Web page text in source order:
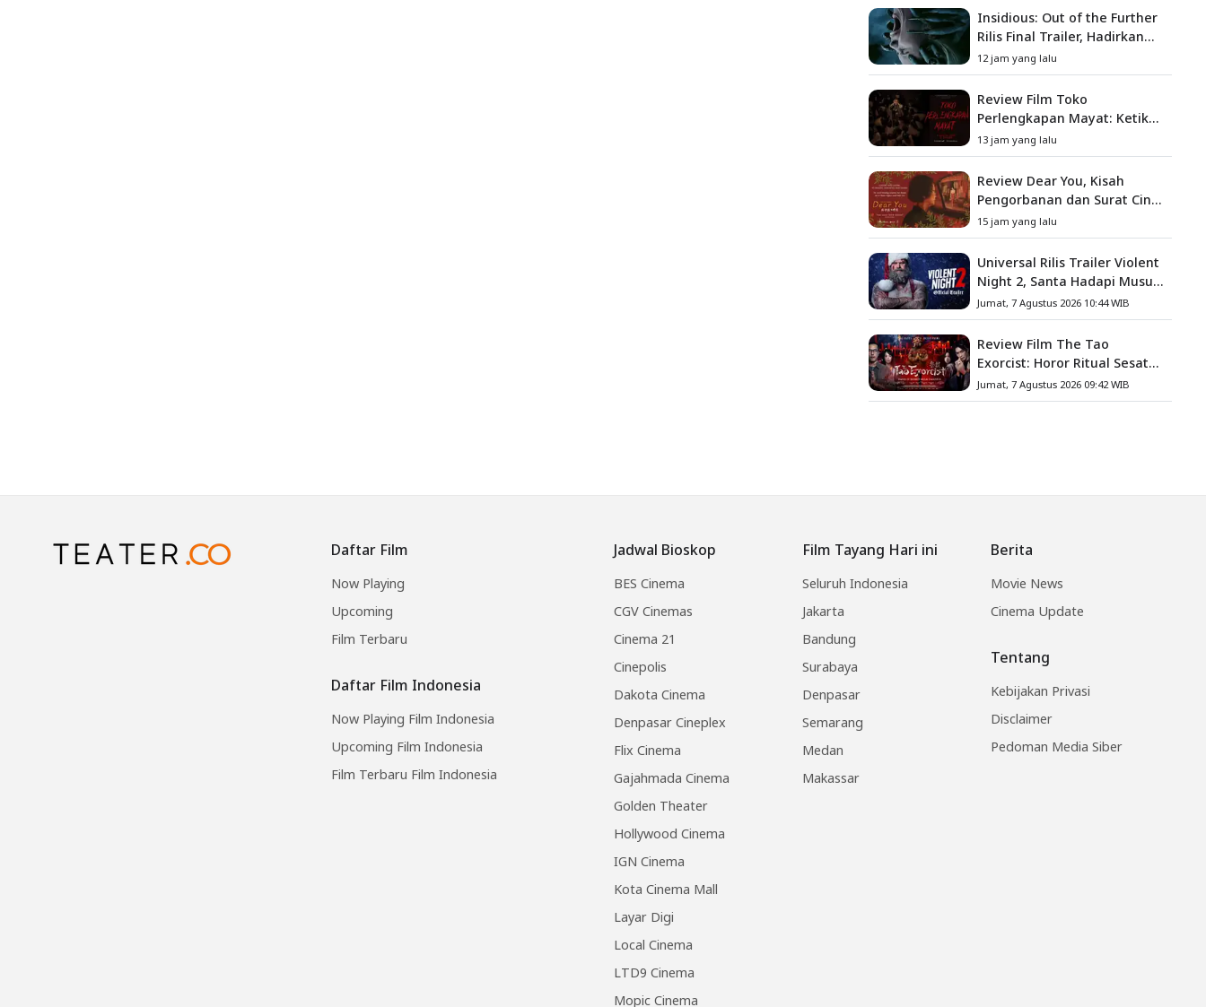
Insidious: Out of the Further
Rilis Final Trailer, Hadirkan
Teror Baru, Iblis Kini Masuk
ke Dunia Manusia
12 jam yang lalu
Review Film Toko
Perlengkapan Mayat: Ketika
Kutukan Keluarga Menjadi
Sumber Teror yang
Sesungguhnya
13 jam yang lalu
Review Dear You, Kisah
Pengorbanan dan Surat Cinta
yang Menyentuh Hati
15 jam yang lalu
Universal Rilis Trailer Violent
Night 2, Santa Hadapi Musuh
Baru
Jumat, 7 Agustus 2026 10:44 WIB
Review Film The Tao
Exorcist: Horor Ritual Sesat
Taiwan yang Penuh Misteri
dan Teror Psikologis
Jumat, 7 Agustus 2026 09:42 WIB
Daftar Film
Now Playing
Upcoming
Film Terbaru
Daftar Film Indonesia
Now Playing Film Indonesia
Upcoming Film Indonesia
Film Terbaru Film Indonesia
Jadwal Bioskop
BES Cinema
CGV Cinemas
Cinema 21
Cinepolis
Dakota Cinema
Denpasar Cineplex
Flix Cinema
Gajahmada Cinema
Golden Theater
Hollywood Cinema
IGN Cinema
Kota Cinema Mall
Layar Digi
Local Cinema
LTD9 Cinema
Mopic Cinema
Film Tayang Hari ini
Seluruh Indonesia
Jakarta
Bandung
Surabaya
Denpasar
Semarang
Medan
Makassar
Berita
Movie News
Cinema Update
Tentang
Kebijakan Privasi
Disclaimer
Pedoman Media Siber